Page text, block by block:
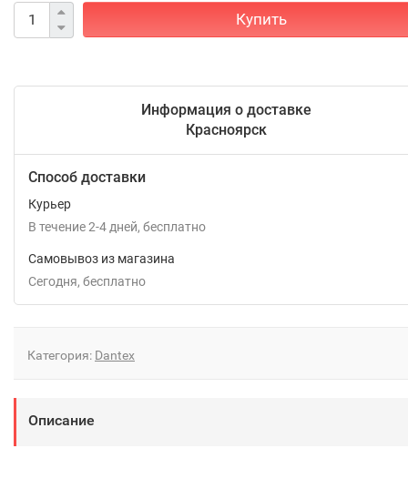
Купить
Информация о доставке
Красноярск
Способ доставки
Курьер
В течение2-4 дней Бесплатно
Самовывоз из магазина
Сегодня
Бесплатно
Категория: Dantex
Описание